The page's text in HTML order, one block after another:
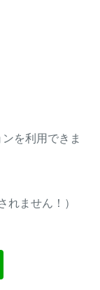
を利用できま
れません！）